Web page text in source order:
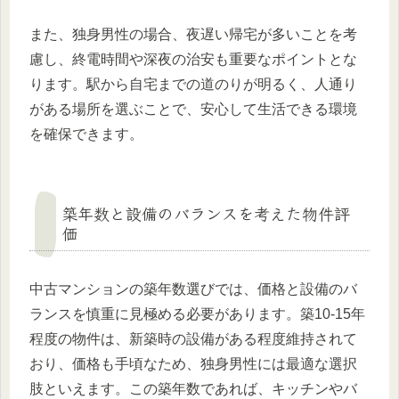
また、独身男性の場合、夜遅い帰宅が多いことを考
慮し、終電時間や深夜の治安も重要なポイントとな
ります。駅から自宅までの道のりが明るく、人通り
がある場所を選ぶことで、安心して生活できる環境
を確保できます。
築年数と設備のバランスを考えた物件評
価
中古マンションの築年数選びでは、価格と設備のバ
ランスを慎重に見極める必要があります。築10-15年
程度の物件は、新築時の設備がある程度維持されて
おり、価格も手頃なため、独身男性には最適な選択
肢といえます。この築年数であれば、キッチンやバ